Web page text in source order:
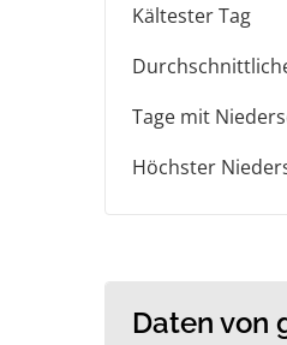
Kältester Tag
Tage mit
Höchster
Daten von